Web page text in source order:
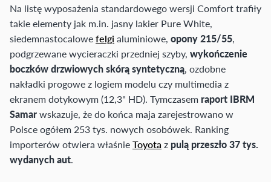
Na listę wyposażenia standardowego wersji Comfort trafiły
takie elementy jak m.in. jasny lakier Pure White,
siedemnastocalowefelgi aluminiowe, opony 215/55,
podgrzewane wycieraczki przedniej szyby, wykończenie
boczków drzwiowych skórą syntetyczną, ozdobne
nakładki progowe z logiem modelu czy multimedia z
ekranem dotykowym (12,3" HD). Tymczasem raport IBRM
Samarwskazuje, że do końca maja zarejestrowano w
Polsce ogółem 253 tys. nowych osobówek. Ranking
importerów otwiera właśnieToyota z pulą przeszło 37 tys.
wydanych aut.